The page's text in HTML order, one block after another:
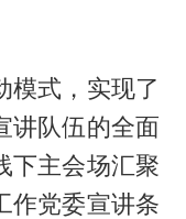
模式，实现了
讲队伍的全面
下主会场汇聚
作党委宣讲条